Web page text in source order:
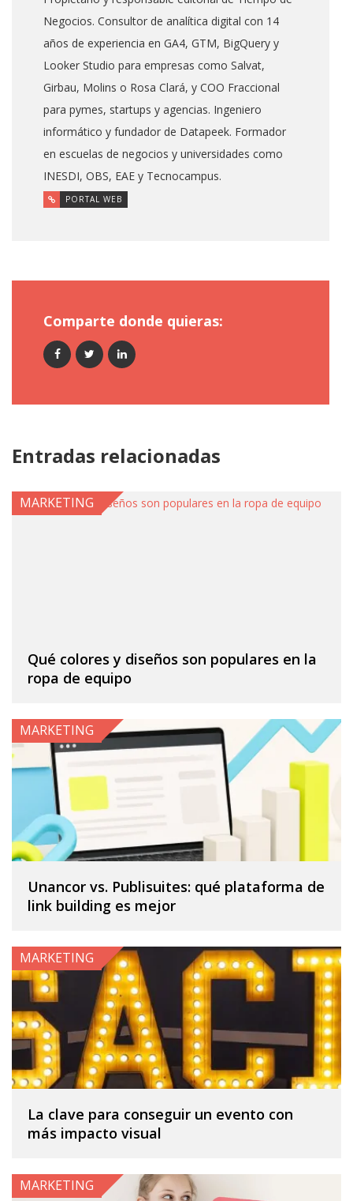
Negocios. Consultor de analítica digital con 14
años de experiencia en GA4, GTM, BigQuery y
Looker Studio para empresas como Salvat,
Girbau, Molins o Rosa Clará, y COO Fraccional
para pymes, startups y agencias. Ingeniero
informático y fundador de Datapeek. Formador
en escuelas de negocios y universidades como
INESDI, OBS, EAE y Tecnocampus.
PORTAL WEB
Comparte donde quieras:
Entradas relacionadas
Qué colores y diseños son populares en la
ropa de equipo
MARKETING
Unancor vs. Publisuites: qué plataforma de
link building es mejor
MARKETING
La clave para conseguir un evento con
más impacto visual
MARKETING
MARKETING